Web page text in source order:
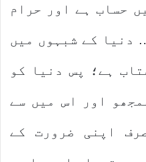
حساب ہے اور حرام
دنیا کے شبہوں میں
ہے؛ پس دنیا کو
اور اس میں سے
اپنی ضرورت کے